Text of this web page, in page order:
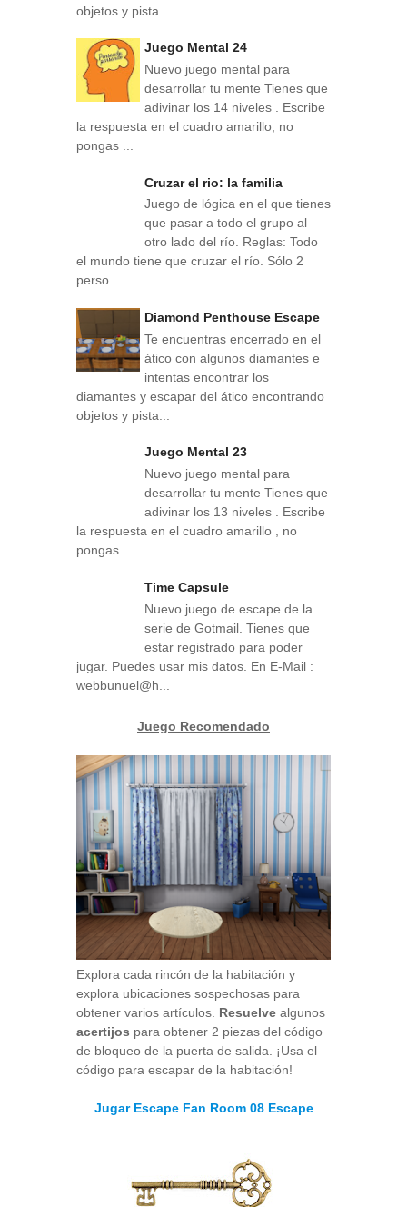
objetos y pista...
Juego Mental 24
Nuevo juego mental para
desarrollar tu mente Tienes que
adivinar los 14 niveles . Escribe
la respuesta en el cuadro amarillo, no
pongas ...
Cruzar el rio: la familia
Juego de lógica en el que tienes
que pasar a todo el grupo al
otro lado del río. Reglas: Todo
el mundo tiene que cruzar el río. Sólo 2
perso...
Diamond Penthouse Escape
Te encuentras encerrado en el
ático con algunos diamantes e
intentas encontrar los
diamantes y escapar del ático encontrando
objetos y pista...
Juego Mental 23
Nuevo juego mental para
desarrollar tu mente Tienes que
adivinar los 13 niveles . Escribe
la respuesta en el cuadro amarillo , no
pongas ...
Time Capsule
Nuevo juego de escape de la
serie de Gotmail. Tienes que
estar registrado para poder
jugar. Puedes usar mis datos. En E-Mail :
webbunuel@h...
Juego Recomendado
Explora cada rincón de la habitación y
explora ubicaciones sospechosas para
obtener varios artículos. Resuelve algunos
acertijos para obtener 2 piezas del código
de bloqueo de la puerta de salida. ¡Usa el
código para escapar de la habitación!
Jugar Escape Fan Room 08 Escape